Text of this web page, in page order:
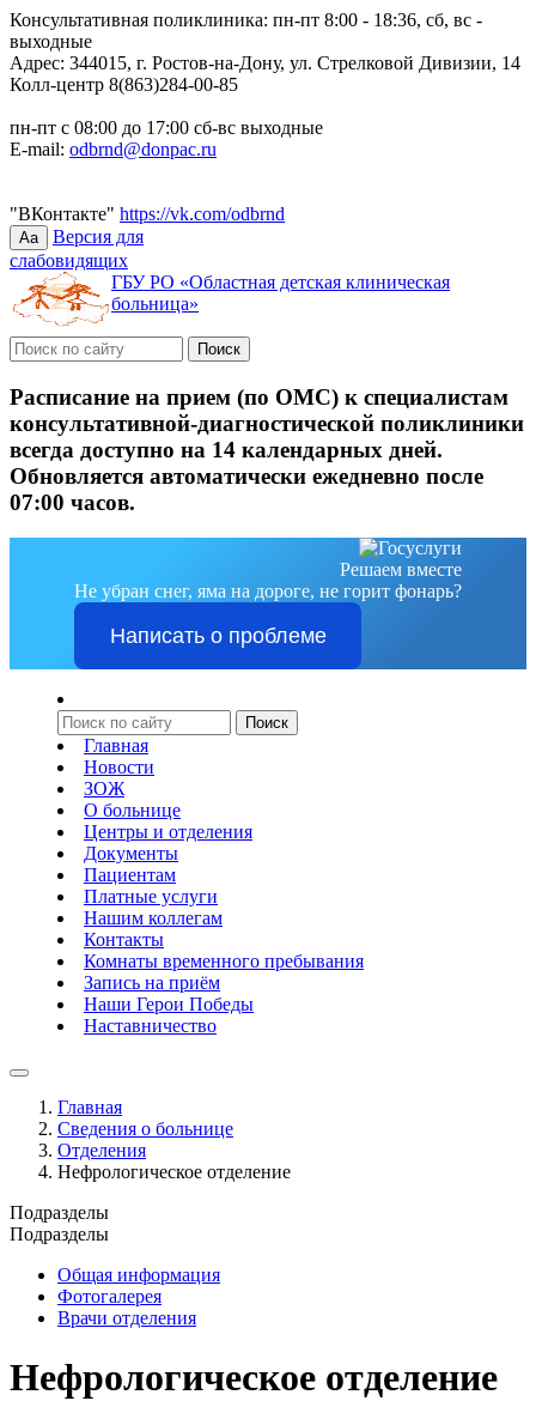
Консультативная поликлиника: пн-пт 8:00 - 18:36, сб, вс -
выходные
Адрес: 344015, г. Ростов-на-Дону, ул. Стрелковой Дивизии, 14
Колл-центр 8(863)284-00-85
пн-пт с 08:00 до 17:00 сб-вс выходные
E-mail: odbrnd@donpac.ru
"ВКонтакте" https://vk.com/odbrnd
Aa
Версия для
слабовидящих
ГБУ РО «Областная детская клиническая
больница»
Расписание на прием (по ОМС) к специалистам
консультативной-диагностической поликлиники
всегда доступно на 14 календарных дней.
Обновляется автоматически ежедневно после
07:00 часов.
Решаем вместе
Не убран снег, яма на дороге, не горит фонарь?
Написать о проблеме
Главная
Новости
ЗОЖ
О больнице
Центры и отделения
Документы
Пациентам
Платные услуги
Нашим коллегам
Контакты
Комнаты временного пребывания
Запись на приём
Наши Герои Победы
Наставничество
Главная
Сведения о больнице
Отделения
Нефрологическое отделение
Подразделы
Подразделы
Общая информация
Фотогалерея
Врачи отделения
Нефрологическое отделение